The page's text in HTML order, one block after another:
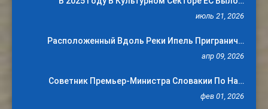
июль 21, 2026
Расположенный Вдоль Реки Ипель Пригранич…
апр 09, 2026
Советник Премьер-Министра Словакии По На…
фев 01, 2026